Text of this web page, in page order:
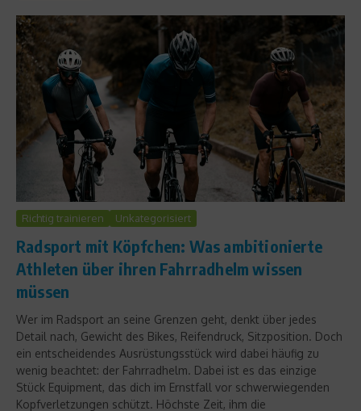
Richtig trainieren Unkategorisiert
Radsport mit Köpfchen: Was ambitionierte
Athleten über ihren Fahrradhelm wissen
müssen
Wer im Radsport an seine Grenzen geht, denkt über jedes
Detail nach, Gewicht des Bikes, Reifendruck, Sitzposition. Doch
ein entscheidendes Ausrüstungsstück wird dabei häufig zu
wenig beachtet: der Fahrradhelm. Dabei ist es das einzige
Stück Equipment, das dich im Ernstfall vor schwerwiegenden
Kopfverletzungen schützt. Höchste Zeit, ihm die